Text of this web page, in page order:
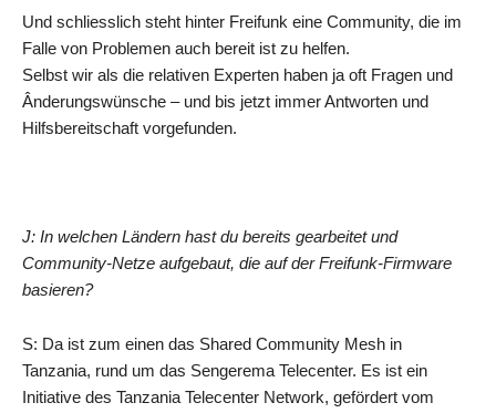
Und schliesslich steht hinter Freifunk eine Community, die im
Falle von Problemen auch bereit ist zu helfen.
Selbst wir als die relativen Experten haben ja oft Fragen und
Ânderungswünsche – und bis jetzt immer Antworten und
Hilfsbereitschaft vorgefunden.
J: In welchen Ländern hast du bereits gearbeitet und
Community-Netze aufgebaut, die auf der Freifunk-Firmware
basieren?
S: Da ist zum einen das Shared Community Mesh in
Tanzania, rund um das Sengerema Telecenter. Es ist ein
Initiative des Tanzania Telecenter Network, gefördert vom